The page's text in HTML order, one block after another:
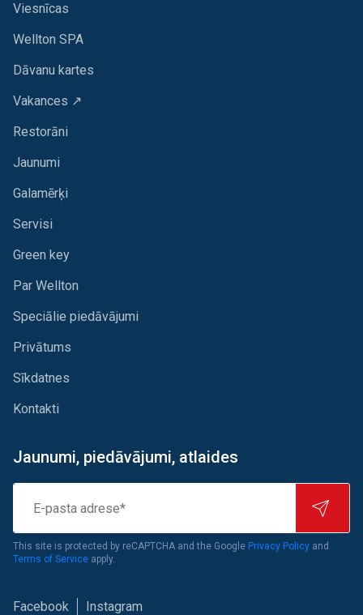
Viesnīcas
Wellton SPA
Dāvanu kartes
Vakances ↗
Restorāni
Jaunumi
Galamērķi
Servisi
Green key
Par Wellton
Speciālie piedāvājumi
Privātums
Sīkdatnes
Kontakti
Jaunumi, piedāvājumi, atlaides
pasta
adrese*
This site is protected by reCAPTCHA and the Google Privacy Policy and
Terms of Service apply.
Facebook Instagram